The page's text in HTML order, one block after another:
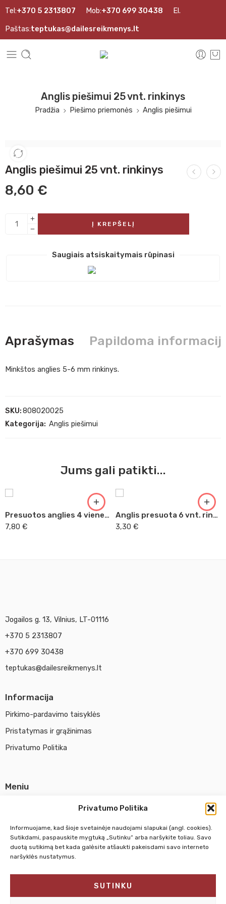
Privatumo Politika
Informuojame, kad šioje svetainėje naudojami slapukai (angl. cookies).
Sutikdami, paspauskite mygtuką „Sutinku“ arba naršykite toliau. Savo
duotą sutikimą bet kada galėsite atšaukti pakeisdami savo interneto
naršyklės nustatymus.
SUTINKU
Tel:+370 5 2313807 Mob:+370 699 30438 El.
Paštas:teptukas@dailesreikmenys.lt
Anglis piešimui 25 vnt. rinkinys
Pradžia Piešimo priemonės Anglis piešimui
Anglis piešimui 25 vnt. rinkinys
8,60 €
Į KREPŠELĮ
Saugiais atsiskaitymais rūpinasi
Aprašymas Papildoma
Minkštos anglies 5-6 mm rinkinys.
SKU:808020025
Kategorija: Anglis piešimui
Jums gali patikti...
Presuotos anglies 4 vienetų rinkinys Koh-I-Noor
7,80 €
Anglis presuota 6 vnt. rinkinys Gioconda
3,30 €
Jogailos g. 13, Vilnius, LT-01116
+370 5 2313807
+370 699 30438
teptukas@dailesreikmenys.lt
Informacija
Pirkimo-pardavimo taisyklės
Pristatymas ir grąžinimas
Privatumo Politika
Meniu
Susisiekti su mumis